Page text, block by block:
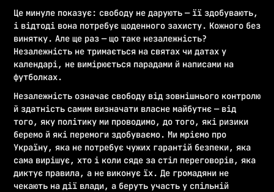
Це минуле показує: свободу не дарують — її здобувають,
і відтоді вона потребує щоденного захисту. Кожного без
винятку. Але ще раз — що таке незалежність?
Незалежність не тримається на святах чи датах у
календарі, не вимірюється парадами й написами на
футболках.
Незалежність означає свободу від зовнішнього контролю
й здатність самим визначати власне майбутнє — від
того, яку політику ми проводимо, до того, які ризики
беремо й які перемоги здобуваємо. Ми мріємо про
Україну, яка не потребує чужих гарантій безпеки, яка
сама вирішує, хто і коли сяде за стіл переговорів, яка
диктує правила, а не виконує їх. Де громадяни не
чекають на дії влади, а беруть участь у спільній